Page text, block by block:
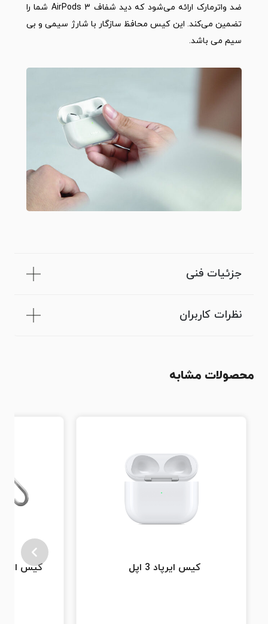
ضد واترمارک ارائه می‌شود که دید شفاف AirPods 3 شما را
تضمین می‌کند. این کیس محافظ سازگار با شارژ سیمی و بی
سیم می باشد.
جزئیات فنی
نظرات کاربران
محصولات مشابه
کیس ایرپاد 3 اپل